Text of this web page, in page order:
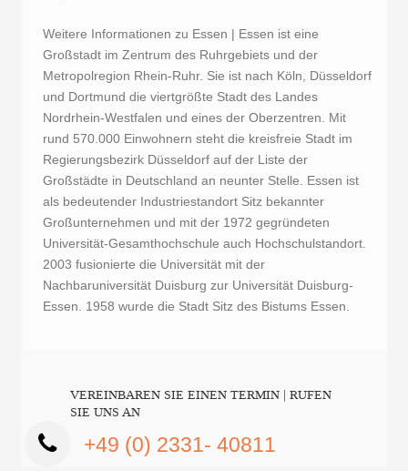
Weitere Informationen zu Essen | Essen ist eine
Großstadt im Zentrum des Ruhrgebiets und der
Metropolregion Rhein-Ruhr. Sie ist nach Köln, Düsseldorf
und Dortmund die viertgrößte Stadt des Landes
Nordrhein-Westfalen und eines der Oberzentren. Mit
rund 570.000 Einwohnern steht die kreisfreie Stadt im
Regierungsbezirk Düsseldorf auf der Liste der
Großstädte in Deutschland an neunter Stelle. Essen ist
als bedeutender Industriestandort Sitz bekannter
Großunternehmen und mit der 1972 gegründeten
Universität-Gesamthochschule auch Hochschulstandort.
2003 fusionierte die Universität mit der
Nachbaruniversität Duisburg zur Universität Duisburg-
Essen. 1958 wurde die Stadt Sitz des Bistums Essen.
VEREINBAREN SIE EINEN TERMIN | RUFEN
SIE UNS AN
+49 (0) 2331- 40811